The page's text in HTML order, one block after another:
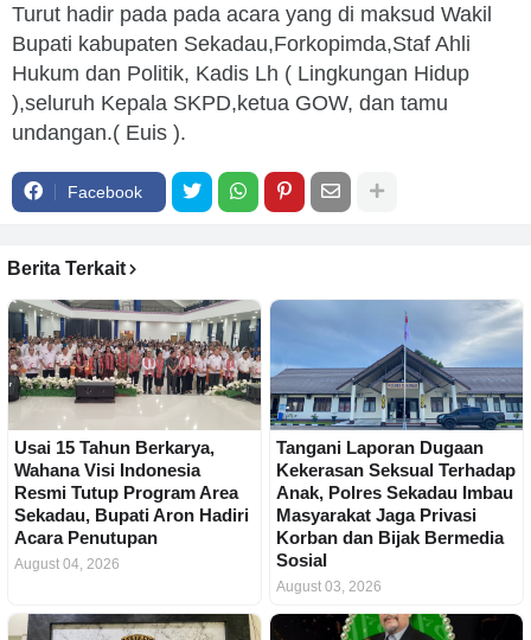
Turut hadir pada pada acara yang di maksud Wakil
Bupati kabupaten Sekadau,Forkopimda,Staf Ahli
Hukum dan Politik, Kadis Lh ( Lingkungan Hidup
),seluruh Kepala SKPD,ketua GOW, dan tamu
undangan.( Euis ).
Facebook
Berita Terkait
Usai 15 Tahun Berkarya,
Wahana Visi Indonesia
Resmi Tutup Program Area
Sekadau, Bupati Aron Hadiri
Acara Penutupan
August 04, 2026
Tangani Laporan Dugaan
Kekerasan Seksual Terhadap
Anak, Polres Sekadau Imbau
Masyarakat Jaga Privasi
Korban dan Bijak Bermedia
Sosial
August 03, 2026